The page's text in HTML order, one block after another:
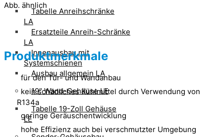
Tabelle Anreihschränke
LA
Ersatzteile Anreih-Schränke
LA
Innenausbau mit
Systemschienen
Ausbau allgemein LA
19″ Wand-Gehäuse LE
Tabelle 19-Zoll Gehäuse
LE
Abb. ähnlich
Produktmerkmale
für den Tür- und Wandanbau
kein schädliches Kühlmittel durch Verwendung von
R134a
geringe Geräuschentwicklung
hohe Effizienz auch bei verschmutzter Umgebung